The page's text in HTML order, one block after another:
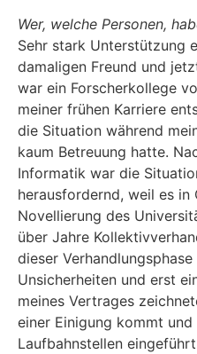
Wer, welche Personen,
Sehr stark Unterstützung
damaligen Freund und
war ein Forscherkollege
meiner frühen Karriere
die Situation während
kaum Betreuung hatte.
Informatik war die
herausfordernd, weil es in
Novellierung des
über Jahre
dieser
Unsicherheiten und erst
meines Vertrages
einer Einigung kommt und
Laufbahnstellen